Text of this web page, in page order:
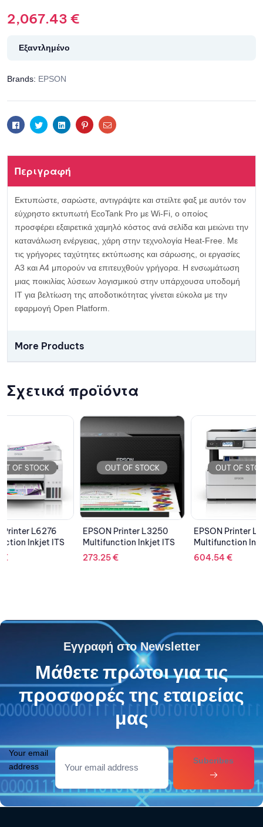
2,067.43 €
Εξαντλημένο
Brands: EPSON
FacebookTwitterLinkedinPinterestEmail
Περιγραφή
Εκτυπώστε, σαρώστε, αντιγράψτε και στείλτε φαξ με αυτόν τον
εύχρηστο εκτυπωτή EcoTank Pro με Wi-Fi, ο οποίος
προσφέρει εξαιρετικά χαμηλό κόστος ανά σελίδα και μειώνει την
κατανάλωση ενέργειας, χάρη στην τεχνολογία Heat-Free. Με
τις γρήγορες ταχύτητες εκτύπωσης και σάρωσης, οι εργασίες
Α3 και Α4 μπορούν να επιτευχθούν γρήγορα. Η ενσωμάτωση
μιας ποικιλίας λύσεων λογισμικού στην υπάρχουσα υποδομή
IT για βελτίωση της αποδοτικότητας γίνεται εύκολα με την
εφαρμογή Open Platform.
More Products
Σχετικά προϊόντα
OUT OF STOCK
EPSON Printer L3250
Multifunction Inkjet ITS
OUT OF STOCK
EPSON Printer L6490
Multifunction Inkjet ITS
Mono
Εγγραφή στο Newsletter
Μάθετε πρώτοι για τις
προσφορές της εταιρείας
μας
Your email
address
Subcribes